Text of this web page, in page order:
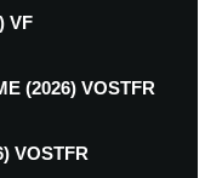
VF
(2026) VOSTFR
VOSTFR